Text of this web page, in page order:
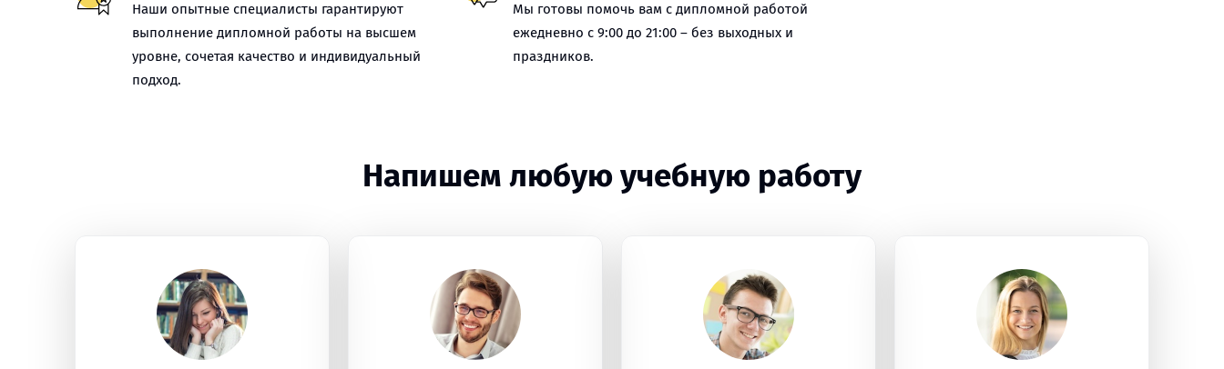
Наши опытные специалисты гарантируют
выполнение дипломной работы на высшем
уровне, сочетая качество и индивидуальный
подход.
Мы готовы помочь вам с дипломной работой
ежедневно с 9:00 до 21:00 – без выходных и
праздников.
Напишем любую учебную работу